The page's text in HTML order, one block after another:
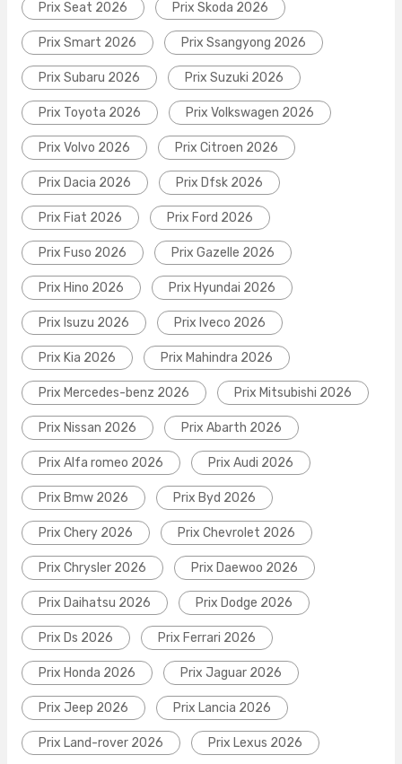
Prix Seat 2026 Prix Skoda 2026
Prix Smart 2026 Prix Ssangyong 2026
Prix Subaru 2026 Prix Suzuki 2026
Prix Toyota 2026 Prix Volkswagen 2026
Prix Volvo 2026 Prix Citroen 2026
Prix Dacia 2026 Prix Dfsk 2026
Prix Fiat 2026 Prix Ford 2026
Prix Fuso 2026 Prix Gazelle 2026
Prix Hino 2026 Prix Hyundai 2026
Prix Isuzu 2026 Prix Iveco 2026
Prix Kia 2026 Prix Mahindra 2026
Prix Mercedes-benz 2026 Prix Mitsubishi 2026
Prix Nissan 2026 Prix Abarth 2026
Prix Alfa romeo 2026 Prix Audi 2026
Prix Bmw 2026 Prix Byd 2026
Prix Chery 2026 Prix Chevrolet 2026
Prix Chrysler 2026 Prix Daewoo 2026
Prix Daihatsu 2026 Prix Dodge 2026
Prix Ds 2026 Prix Ferrari 2026
Prix Honda 2026 Prix Jaguar 2026
Prix Jeep 2026 Prix Lancia 2026
Prix Land-rover 2026 Prix Lexus 2026